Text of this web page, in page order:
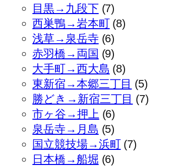
目黒→九段下 (7)
西巣鴨→岩本町(8)
浅草→泉岳寺 (6)
赤羽橋→両国 (9)
大手町→西大島 (8)
東新宿→本郷三丁目 (5)
勝どき→新宿三丁目 (7)
市ヶ谷→押上 (6)
泉岳寺→月島 (5)
国立競技場→浜町(7)
日本橋→船堀 (6)